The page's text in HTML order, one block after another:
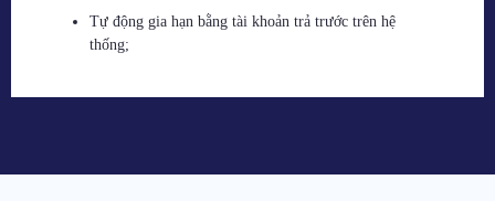
Tự động gia hạn bằng tài khoản trả trước trên hệ
thống;